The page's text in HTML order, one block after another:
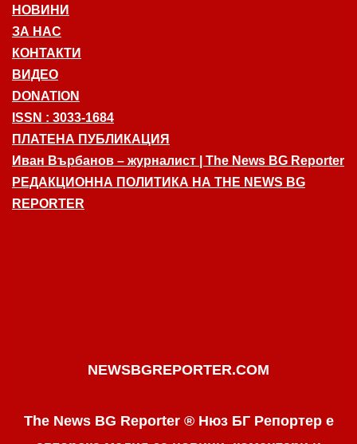
НОВИНИ
ЗА НАС
КОНТАКТИ
ВИДЕО
DONATION
ISSN : 3033-1684
ПЛАТЕНА ПУБЛИКАЦИЯ
Иван Върбанов – журналист | The News BG Reporter
РЕДАКЦИОННА ПОЛИТИКА НА THE NEWS BG
REPORTER
NEWSBGREPORTER.COM
The News BG Reporter ® Нюз БГ Репортер е